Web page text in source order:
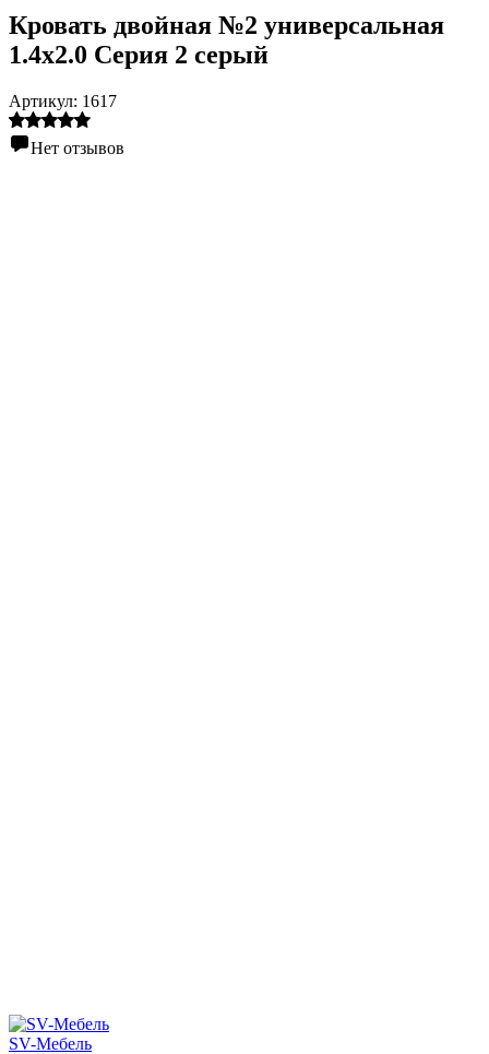
Кровать двойная №2 универсальная
1.4х2.0 Серия 2 серый
Артикул: 1617
Нет отзывов
SV-Мебель